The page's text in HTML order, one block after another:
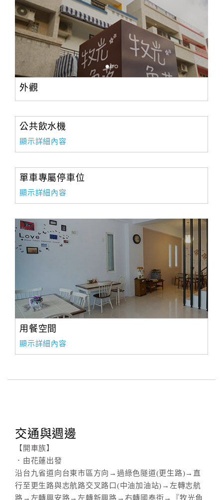
外觀
公共飲水機
顯示詳細內容
單車專屬停車位
顯示詳細內容
用餐空間
顯示詳細內容
交通與週邊
【開車族】
．由花蓮出發
沿台九省道向台東市區方向→過綠色隧道(更生路)→直
行至更生路與志航路交叉路口(中油加油站)→左轉志航
路→左轉興安路→左轉新興路→右轉國泰街→『牧光角